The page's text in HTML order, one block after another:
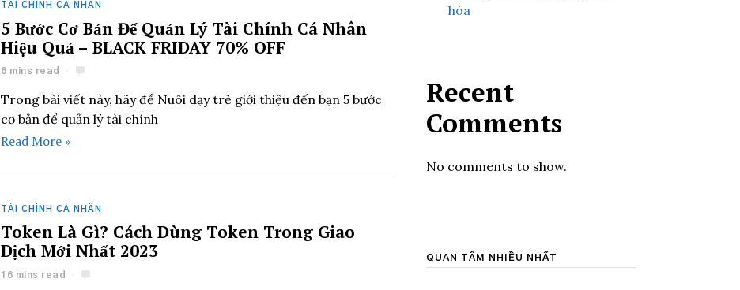
TÀI CHÍNH CÁ NHÂN
5 Bước Cơ Bản Để Quản Lý Tài Chính Cá Nhân
Hiệu Quả – BLACK FRIDAY 70% OFF
8 mins read
Trong bài viết này, hãy để Nuôi dạy trẻ giới thiệu đến bạn 5 bước
cơ bản để quản lý tài chính
Read More »
TÀI CHÍNH CÁ NHÂN
Token Là Gì? Cách Dùng Token Trong Giao
Dịch Mới Nhất 2023
16 mins read
hóa
Recent
Comments
No comments to show.
QUAN TÂM NHIỀU NHẤT